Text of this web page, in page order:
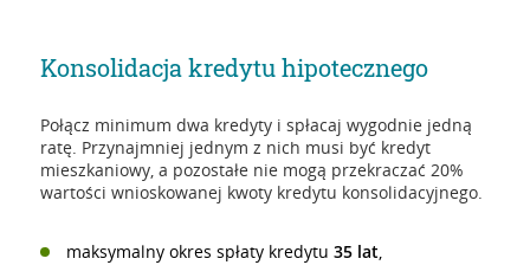
Konsolidacja kredytu hipotecznego
Połącz minimum dwa kredyty i spłacaj wygodnie jedną
ratę. Przynajmniej jednym z nich musi być kredyt
mieszkaniowy, a pozostałe nie mogą przekraczać 20%
wartości wnioskowanej kwoty kredytu konsolidacyjnego.
maksymalny okres spłaty kredytu 35 lat,